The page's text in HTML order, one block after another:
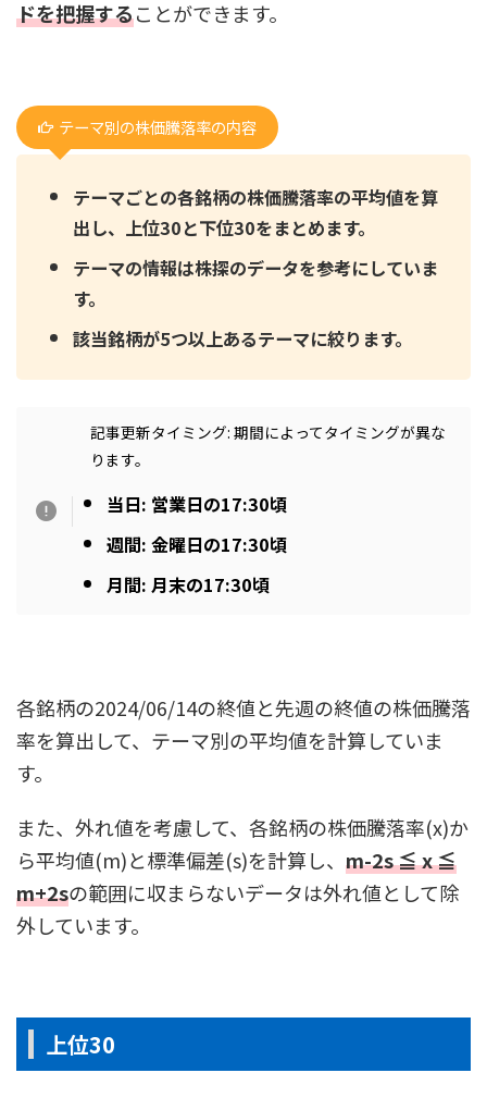
ドを把握することができます。
テーマ別の株価騰落率の内容
テーマごとの各銘柄の株価騰落率の平均値を算
出し、上位30と下位30をまとめます。
テーマの情報は株探のデータを参考にしていま
す。
該当銘柄が5つ以上あるテーマに絞ります。
記事更新タイミング: 期間によってタイミングが異な
ります。
当日: 営業日の17:30頃
週間: 金曜日の17:30頃
月間: 月末の17:30頃
各銘柄の2024/06/14の終値と先週の終値の株価騰落
率を算出して、テーマ別の平均値を計算していま
す。
また、外れ値を考慮して、各銘柄の株価騰落率(x)か
ら平均値(m)と標準偏差(s)を計算し、 m-2s ≦ x ≦
m+2sの範囲に収まらないデータは外れ値として除
外しています。
上位30